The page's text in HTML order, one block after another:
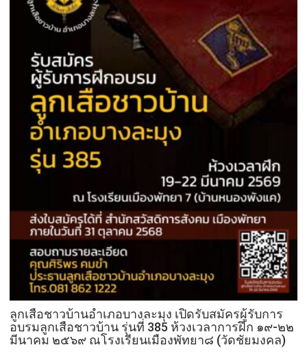
ลูกเสือชาวบ้านอำเภอบางละมุง เปิดรับสมัครผู้รับการ
อบรมลูกเสือชาวบ้าน รุ่นที่ 385 ห้วงเวลาการฝึก ๑๙-๒๒
มีนาคม ๒๕๖๙ ณโรงเรียนเมืองพัทยา๘ (วัดชัยมงคล)